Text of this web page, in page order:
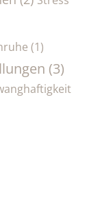
(1)
(3)